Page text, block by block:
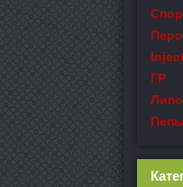
ГР
Пепы